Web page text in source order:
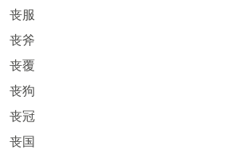
丧服
丧斧
丧覆
丧狗
丧冠
丧国